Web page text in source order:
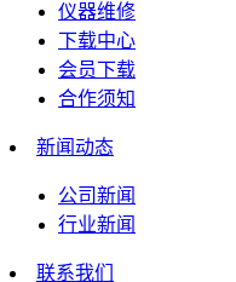
仪器维修
下载中心
会员下载
合作须知
新闻动态
公司新闻
行业新闻
联系我们